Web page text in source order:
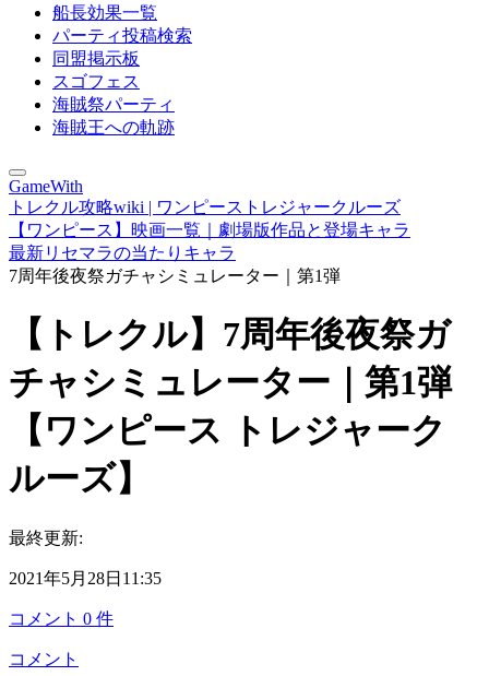
船長効果一覧
パーティ投稿検索
同盟掲示板
スゴフェス
海賊祭パーティ
海賊王への軌跡
GameWith
トレクル攻略wiki | ワンピーストレジャークルーズ
【ワンピース】映画一覧｜劇場版作品と登場キャラ
最新リセマラの当たりキャラ
7周年後夜祭ガチャシミュレーター｜第1弾
【トレクル】7周年後夜祭ガ
チャシミュレーター｜第1弾
【ワンピース トレジャーク
ルーズ】
最終更新:
2021年5月28日11:35
コメント 0 件
コメント